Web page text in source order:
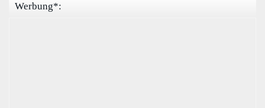
Werbung*: